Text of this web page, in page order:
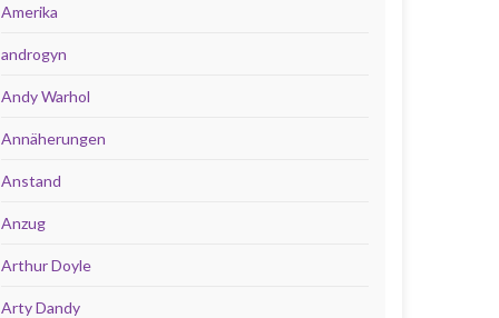
Amerika
androgyn
Andy Warhol
Annäherungen
Anstand
Anzug
Arthur Doyle
Arty Dandy